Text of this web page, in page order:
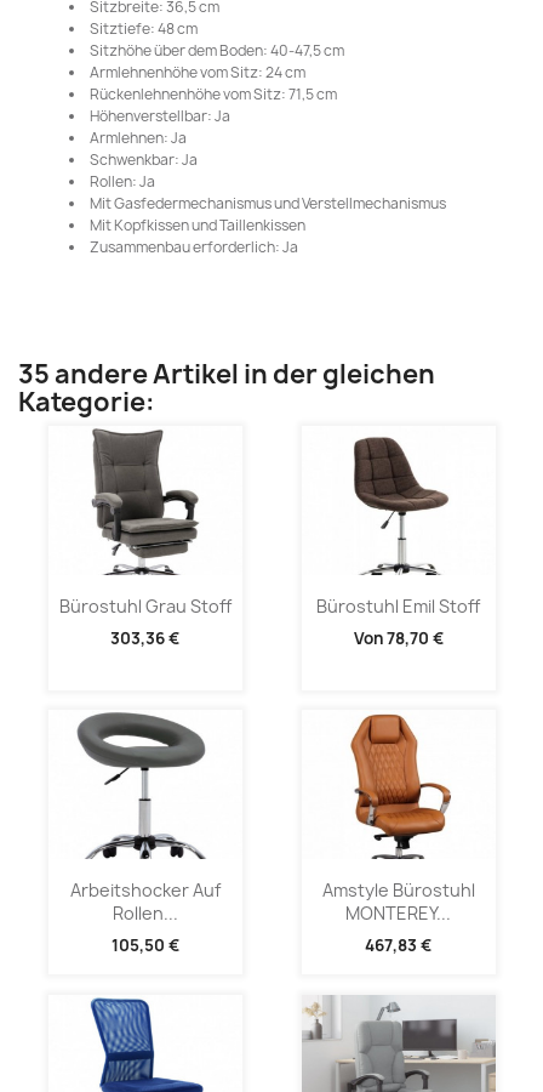
Sitzbreite: 36,5 cm
Sitztiefe: 48 cm
Sitzhöhe über dem Boden: 40-47,5 cm
Armlehnenhöhe vom Sitz: 24 cm
Rückenlehnenhöhe vom Sitz: 71,5 cm
Höhenverstellbar: Ja
Armlehnen: Ja
Schwenkbar: Ja
Rollen: Ja
Mit Gasfedermechanismus und Verstellmechanismus
Mit Kopfkissen und Taillenkissen
Zusammenbau erforderlich: Ja
35 andere Artikel in der gleichen
Kategorie:
Bürostuhl Grau Stoff
303,36 €
Bürostuhl Emil Stoff
Von78,70 €
Arbeitshocker Auf
Rollen...
105,50 €
Amstyle Bürostuhl
MONTEREY...
467,83 €